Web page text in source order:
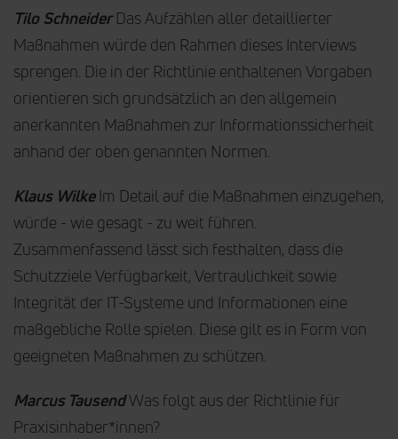
Tilo SchneiderDas Aufzählen aller detaillierter
Maßnahmen würde den Rahmen dieses Interviews
sprengen. Die in der Richtlinie enthaltenen Vorgaben
orientieren sich grundsätzlich an den allgemein
anerkannten Maßnahmen zur Informationssicherheit
anhand der oben genannten Normen.
Klaus WilkeIm Detail auf die Maßnahmen einzugehen,
würde - wie gesagt - zu weit führen.
Zusammenfassend lässt sich festhalten, dass die
Schutzziele Verfügbarkeit, Vertraulichkeit sowie
Integrität der IT-Systeme und Informationen eine
maßgebliche Rolle spielen. Diese gilt es in Form von
geeigneten Maßnahmen zu schützen.
Marcus TausendWas folgt aus der Richtlinie für
Praxisinhaber*innen?